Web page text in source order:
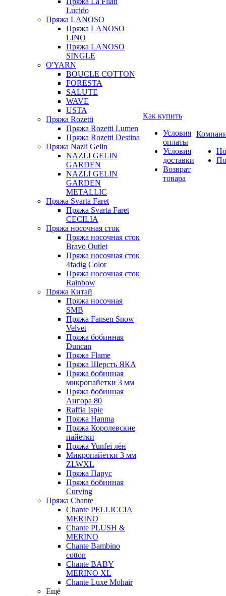
Lucido
Пряжа LANOSO
Пряжа LANOSO
LINO
Пряжа LANOSO
SINGLE
O'YARN
BOUCLE COTTON
FORESTA
SALUTE
WAVE
USTA
Пряжа Rozetti
Пряжа Rozetti Lumen
Пряжа Rozetti Destina
Пряжа Nazli Gelin
NAZLI GELIN
GARDEN
NAZLI GELIN
GARDEN
METALLIC
Пряжа Svarta Faret
Пряжа Svarta Faret
CECILIA
Пряжа носочная сток
Пряжа носочная сток
Bravo Outlet
Пряжа носочная сток
4fadig Color
Пряжа носочная сток
Rainbow
Пряжа Китай
Пряжа носочная
SMB
Пряжа Fansen Snow
Velvet
Пряжа бобинная
Duncan
Пряжа Flame
Пряжа Шерсть ЯКА
Пряжа бобинная
микропайетки 3 мм
Пряжа бобинная
Ангора 80
Raffia Ispie
Пряжа Hanma
Пряжа Королевские
пайетки
Пряжа Yunfei лён
Микропайетки 3 мм
ZLWXL
Пряжа Парус
Пряжа бобинная
Curving
Пряжа Chante
Chante PELLICCIA
MERINO
Chante PLUSH &
MERINO
Chante Bambino
cotton
Chante BABY
MERINO XL
Chante Luxe Mohair
Ещё
Как купить
Условия
оплаты
Условия
доставки
Возврат
товара